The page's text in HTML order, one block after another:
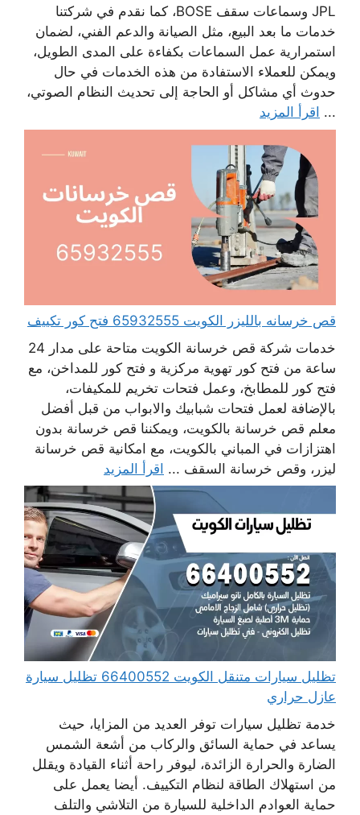
JPL وسماعات سقف BOSE، كما نقدم في شركتنا
خدمات ما بعد البيع، مثل الصيانة والدعم الفني، لضمان
استمرارية عمل السماعات بكفاءة على المدى الطويل،
ويمكن للعملاء الاستفادة من هذه الخدمات في حال
حدوث أي مشاكل أو الحاجة إلى تحديث النظام الصوتي،
... اقرأ المزيد
قص خرسانه بالليزر الكويت 65932555 فتح كور تكييف
خدمات شركة قص خرسانة الكويت متاحة على مدار 24
ساعة من فتح كور تهوية مركزية و فتح كور للمداخن، مع
فتح كور للمطابخ، وعمل فتحات تخريم للمكيفات،
بالإضافة لعمل فتحات شبابيك والابواب من قبل أفضل
معلم قص خرسانة بالكويت، ويمكننا قص خرسانة بدون
اهتزازات في المباني بالكويت، مع امكانية قص خرسانة
ليزر، وقص خرسانة السقف ... اقرأ المزيد
تظليل سيارات متنقل الكويت 66400552 تظليل سيارة
عازل حراري
خدمة تظليل سيارات توفر العديد من المزايا، حيث
يساعد في حماية السائق والركاب من أشعة الشمس
الضارة والحرارة الزائدة، ليوفر راحة أثناء القيادة ويقلل
من استهلاك الطاقة لنظام التكييف. أيضا يعمل على
حماية العوادم الداخلية للسيارة من التلاشي والتلف